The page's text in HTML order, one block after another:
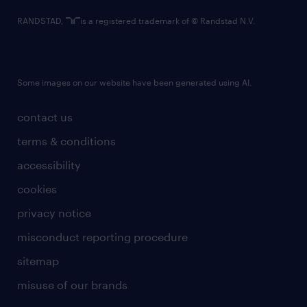
contact us
terms & conditions
accessibility
cookies
privacy notice
misconduct reporting procedure
sitemap
misuse of our brands
RANDSTAD, is a registered trademark of © Randstad N.V.
Some images on our website have been generated using AI.